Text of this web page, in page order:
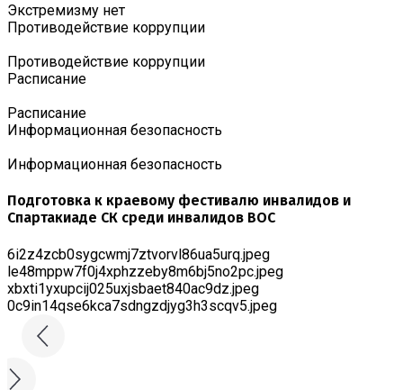
Экстремизму нет
Противодействие коррупции
Противодействие коррупции
Расписание
Расписание
Информационная безопасность
Информационная безопасность
Подготовка к краевому фестивалю инвалидов и
Спартакиаде СК среди инвалидов ВОС
6i2z4zcb0sygcwmj7ztvorvl86ua5urq.jpeg
le48mppw7f0j4xphzzeby8m6bj5no2pc.jpeg
xbxti1yxupcij025uxjsbaet840ac9dz.jpeg
0c9in14qse6kca7sdngzdjyg3h3scqv5.jpeg